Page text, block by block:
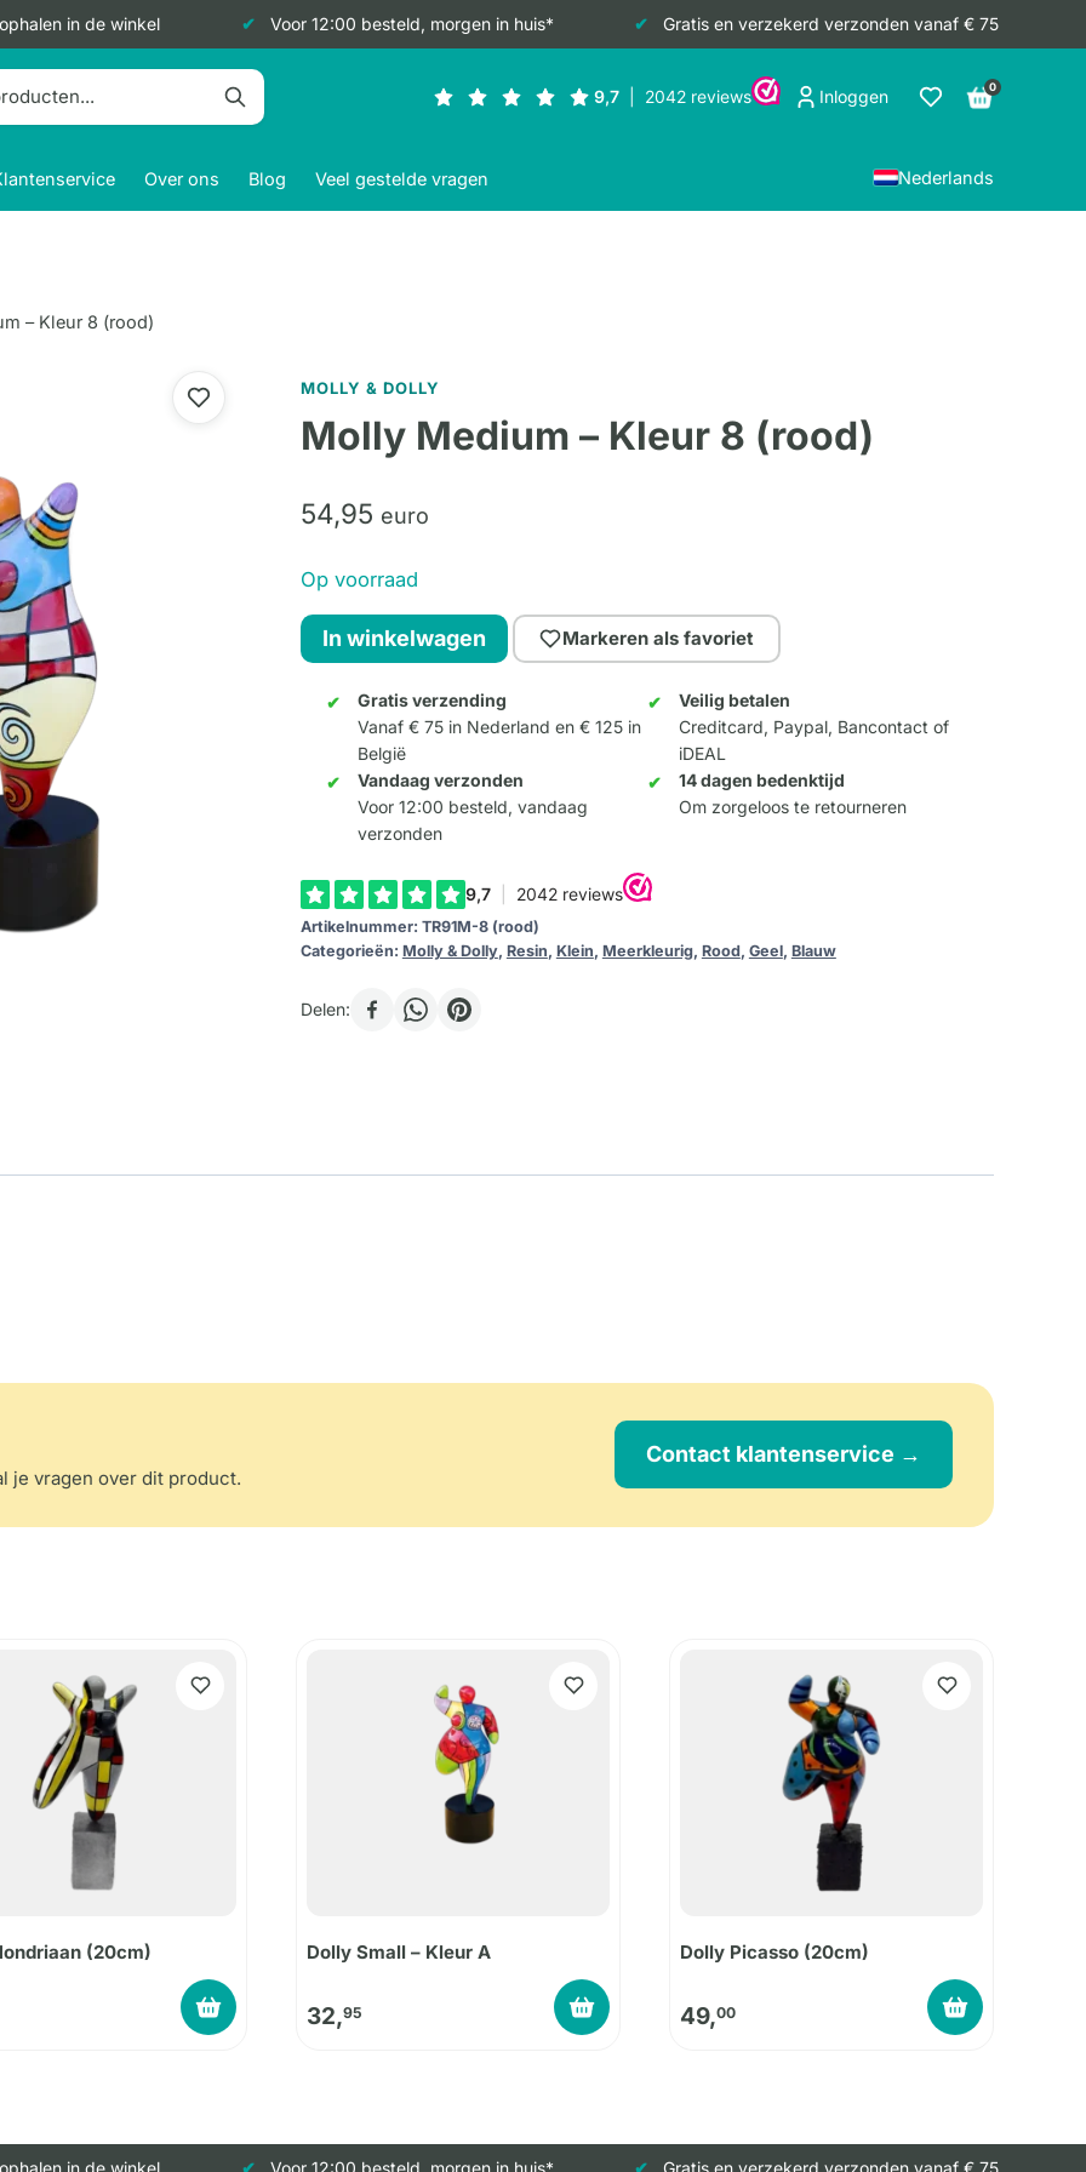
in de winkel Voor 12:00 besteld, morgen in huis* Gratis en verzekerd verzonden vanaf € 75
Inloggen 0
Over ons Blog Veel gestelde vragen Nederlands
– Kleur 8 (rood)
MOLLY & DOLLY
Molly Medium – Kleur 8 (rood)
54,95 euro
Op voorraad
Molly
Medium
(rood)
aantal
In winkelwagen Markeren als favoriet
Gratis verzending
Vanaf € 75 in Nederland en € 125 in
België
Veilig betalen
Creditcard, Paypal, Bancontact of
iDEAL
Vandaag verzonden
Voor 12:00 besteld, vandaag
verzonden
14 dagen bedenktijd
Om zorgeloos te retourneren
Artikelnummer: TR91M-8 (rood)
Categorieën: Molly & Dolly, Resin, Klein, Meerkleurig, Rood, Geel, Blauw
Delen:
je vragen over dit product.
Contact klantenservice →
(20cm) Dolly Small – Kleur A
32,95
Dolly Picasso (20cm)
49,00
in de winkel Voor 12:00 besteld, morgen in huis* Gratis en verzekerd verzonden vanaf € 75